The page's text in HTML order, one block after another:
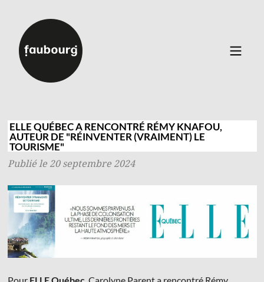
Auteurs
Événements
À propos
Contact
Connexion Inscription
ELLE QUÉBEC A RENCONTRÉ RÉMY KNAFOU,
AUTEUR DE "RÉINVENTER (VRAIMENT) LE
TOURISME"
Publié le 20 septembre 2024